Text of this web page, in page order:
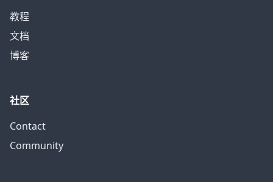
教程
文档
博客
社区
Contact
Community